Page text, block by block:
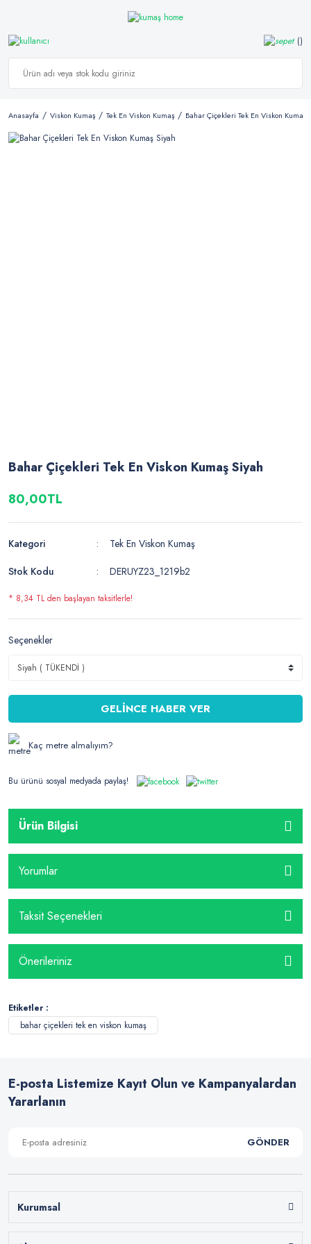
Anasayfa Viskon Kumaş Tek En Viskon Kumaş Bahar Çiçekleri Tek En Viskon Kumaş
Bahar Çiçekleri Tek En Viskon Kumaş Siyah
80,00TL
Kategori
Tek En Viskon Kumaş
Stok Kodu
DERUYZ23_1219b2
* 8,34 TL den başlayan taksitlerle!
Seçenekler
GELİNCE HABER VER
Kaç metre almalıyım?
Bu ürünü sosyal medyada paylaş!
Ürün Bilgisi
Yorumlar
Taksit Seçenekleri
Önerileriniz
Etiketler :
bahar çiçekleri tek en viskon kumaş
E-posta Listemize Kayıt Olun ve Kampanyalardan
Yararlanın
GÖNDER
Kurumsal